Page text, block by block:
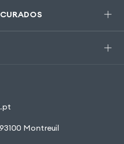
93100 Montreuil